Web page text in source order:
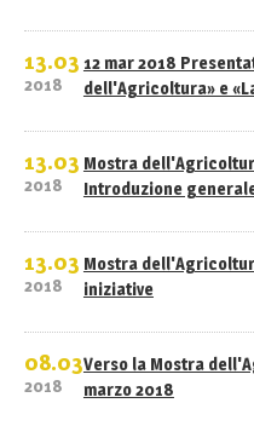
13.03
2018
12 mar 2018
dell'Agricoltura» e
13.03
2018
Mostra
Introduzione
13.03
2018
Mostra
iniziative
08.03
2018
Verso la Mostra
marzo 2018